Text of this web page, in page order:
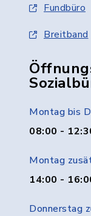
Fundbüro
Breitband
Montag bis
08:00 -
Montag
14:00 -
Donnerstag